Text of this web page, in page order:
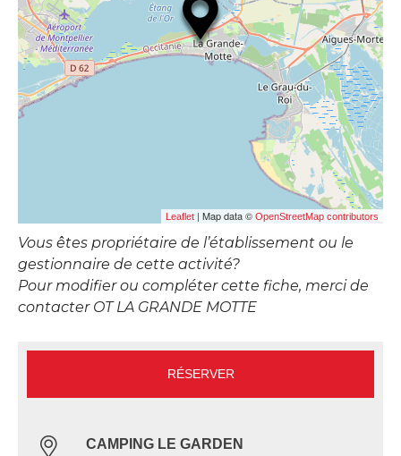
Leaflet | Map data © OpenStreetMap contributors
Vous êtes propriétaire de l’établissement ou le
gestionnaire de cette activité?
Pour modifier ou compléter cette fiche, merci de
contacter OT LA GRANDE MOTTE
RÉSERVER
CAMPING LE GARDEN